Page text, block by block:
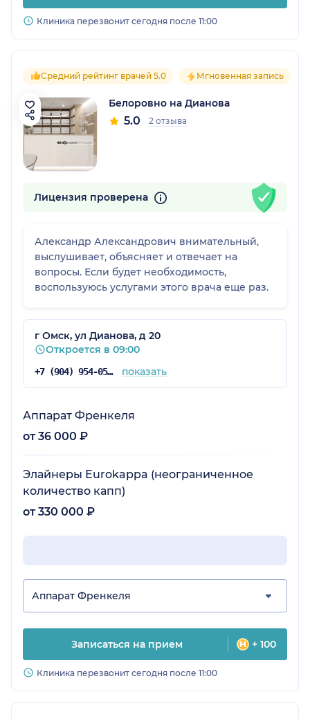
Клиника перезвонит сегодня после 11:00
Средний рейтинг врачей 5.0 Мгновенная запись
Белоровно на Дианова
5.0 2 отзыва
Лицензия проверена
Александр Александрович внимательный,
выслушивает, объясняет и отвечает на
вопросы. Если будет необходимость,
воспользуюсь услугами этого врача еще раз.
г Омск, ул Дианова, д 20
Откроется в 09:00
+7 (904) 954-05-61 показать
Аппарат Френкеля
от 36 000 ₽
Элайнеры Eurokappa (неограниченное
количество капп)
от 330 000 ₽
Аппарат Френкеля
Записаться на прием + 100
Клиника перезвонит сегодня после 11:00